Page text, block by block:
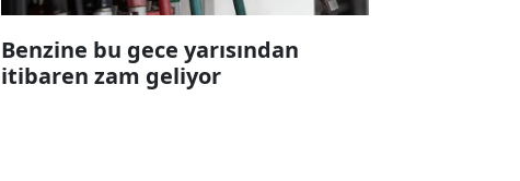
Benzine bu gece yarısından
itibaren zam geliyor